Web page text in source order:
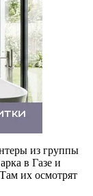
из группы
в Газе и
их осмотрят